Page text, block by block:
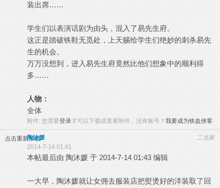
装出席……
学生们以表演话剧为由头，混入了易先生府。
这正是踏破铁鞋无觅处，上天赐给学生们绝妙的刺杀易先
生的机会。
万万没想到，进入易先生府竟然比他们想象中的顺利得
多……
人物：
全体
附件: 您需要登录才可以下载或查看附件。没有账号？ 我要成为铁血侠客
点击重新加载 二当家
陶沐媛
2014-7-14 01:41
本帖最后由 陶沐媛 于 2014-7-14 01:43 编辑
一大早，陶沐媛就让女佣去服装店把熨烫好的洋装取了回